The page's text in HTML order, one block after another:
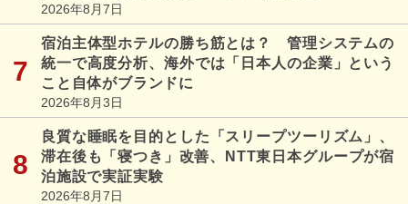
2026年8月7日
宿泊主体型ホテルの勝ち筋とは？ 管理システムの
統一で高度分析、海外では「日本人の企業」という
こと自体がブランドに
2026年8月3日
良質な睡眠を目的とした「スリープツーリズム」、
滞在後も「寝つき」改善、NTT東日本グループが宿
泊施設で実証実験
2026年8月7日